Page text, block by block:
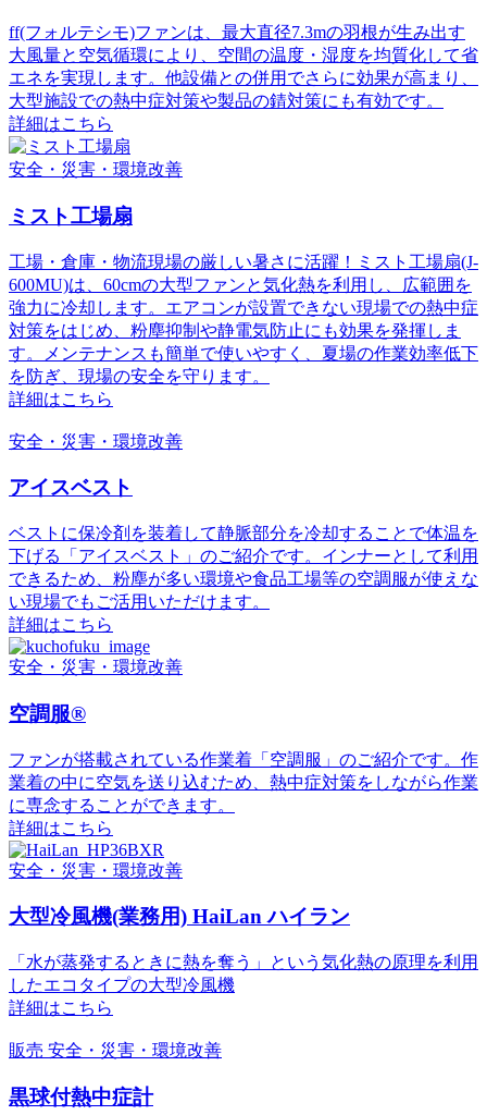
ff(フォルテシモ)ファンは、最大直径7.3mの羽根が生み出す
大風量と空気循環により、空間の温度・湿度を均質化して省
エネを実現します。他設備との併用でさらに効果が高まり、
大型施設での熱中症対策や製品の錆対策にも有効です。
詳細はこちら
安全・災害・環境改善
ミスト工場扇
工場・倉庫・物流現場の厳しい暑さに活躍！ミスト工場扇(J-
600MU)は、60cmの大型ファンと気化熱を利用し、広範囲を
強力に冷却します。エアコンが設置できない現場での熱中症
対策をはじめ、粉塵抑制や静電気防止にも効果を発揮しま
す。メンテナンスも簡単で使いやすく、夏場の作業効率低下
を防ぎ、現場の安全を守ります。
詳細はこちら
安全・災害・環境改善
アイスベスト
ベストに保冷剤を装着して静脈部分を冷却することで体温を
下げる「アイスベスト」のご紹介です。インナーとして利用
できるため、粉塵が多い環境や食品工場等の空調服が使えな
い現場でもご活用いただけます。
詳細はこちら
安全・災害・環境改善
空調服®
ファンが搭載されている作業着「空調服」のご紹介です。作
業着の中に空気を送り込むため、熱中症対策をしながら作業
に専念することができます。
詳細はこちら
安全・災害・環境改善
大型冷風機(業務用) HaiLan ハイラン
「水が蒸発するときに熱を奪う」という気化熱の原理を利用
したエコタイプの大型冷風機
詳細はこちら
販売 安全・災害・環境改善
黒球付熱中症計